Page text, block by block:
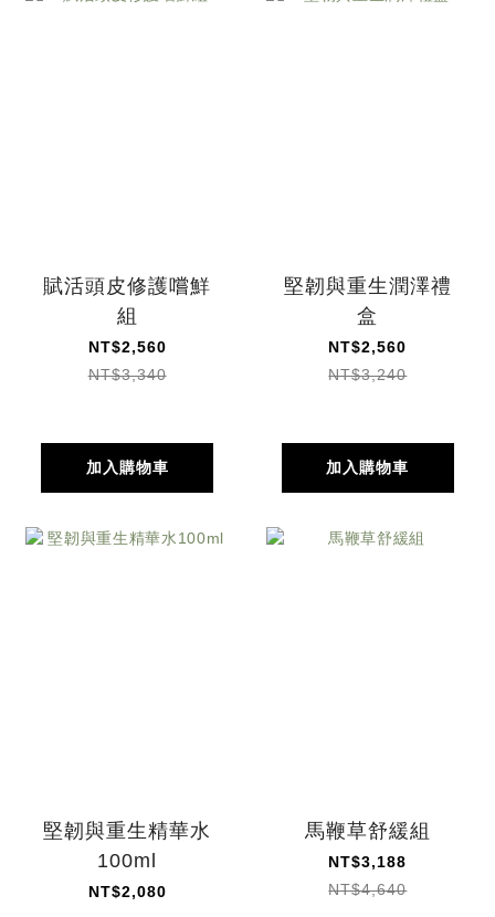
賦活頭皮修護嚐鮮
組
NT$2,560
NT$3,340
加入購物車
堅韌與重生潤澤禮
盒
NT$2,560
NT$3,240
加入購物車
堅韌與重生精華水
100ml
NT$2,080
馬鞭草舒緩組
NT$3,188
NT$4,640